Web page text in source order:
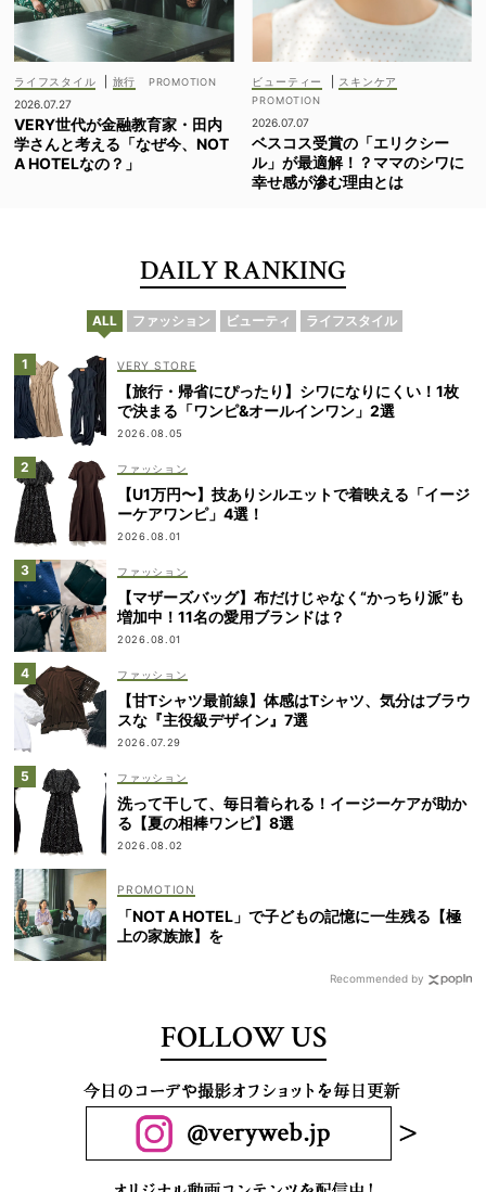
ライフスタイル
旅行
2026.07.27
VERY世代が金融教育家・田内
学さんと考える「なぜ今、NOT
A HOTELなの？」
ビューティー スキンケア
2026.07.07
ベスコス受賞の「エリクシー
ル」が最適解！？ママのシワに
幸せ感が滲む理由とは
DAILY RANKING
ALL ファッション ビューティ ライフスタイル
VERY STORE
【旅行・帰省にぴったり】シワになりにくい！1枚
で決まる「ワンピ&オールインワン」2選
2026.08.05
ファッション
【U1万円〜】技ありシルエットで着映える「イージ
ーケアワンピ」4選！
2026.08.01
ファッション
【マザーズバッグ】布だけじゃなく“かっちり派”も
増加中！11名の愛用ブランドは？
2026.08.01
ファッション
【甘Tシャツ最前線】体感はTシャツ、気分はブラウ
スな『主役級デザイン』7選
2026.07.29
ファッション
洗って干して、毎日着られる！イージーケアが助か
る【夏の相棒ワンピ】8選
2026.08.02
「NOT A HOTEL」で子どもの記憶に一生残る【極
上の家族旅】を
Recommended by
FOLLOW US